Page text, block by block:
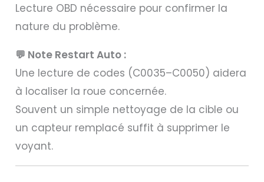
Lecture OBD nécessaire pour confirmer la
nature du problème.
💬 Note Restart Auto :
Une lecture de codes (C0035–C0050) aidera
à localiser la roue concernée.
Souvent un simple nettoyage de la cible ou
un capteur remplacé suffit à supprimer le
voyant.